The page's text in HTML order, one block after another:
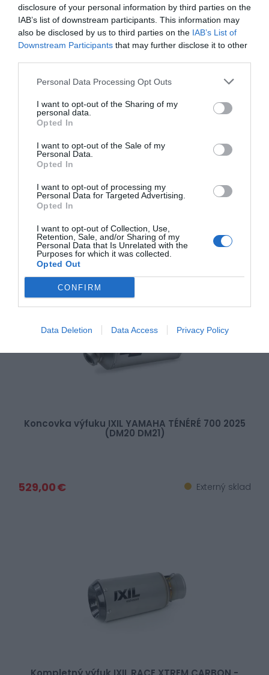
disclosure of your personal information by third parties on the
IAB’s list of downstream participants. This information may
also be disclosed by us to third parties on the IAB’s List of
Downstream Participants that may further disclose it to other
Personal Data Processing Opt Outs
I want to opt-out of the Sharing of my
personal data.
Opted In
I want to opt-out of the Sale of my
Personal Data.
Opted In
I want to opt-out of processing my
Personal Data for Targeted Advertising.
Opted In
I want to opt-out of Collection, Use,
Retention, Sale, and/or Sharing of my
Personal Data that Is Unrelated with the
Purposes for which it was collected.
Opted Out
CONFIRM
Data Deletion Data Access Privacy Policy
(DM20 DM21)
349,00 € Externý sklad
Koncovka výfuku IXIL YAMAHA TÉNÉRÉ 700 2025
(DM20 DM21)
529,00 € Externý sklad